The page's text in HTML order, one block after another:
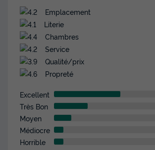
Emplacement
Literie
Chambres
Service
Qualité/prix
Propreté
Excellent
Très Bon
Moyen
Médiocre
Horrible